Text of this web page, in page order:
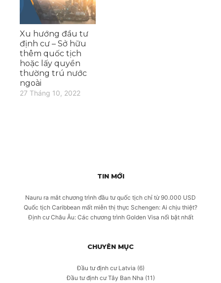
Xu hướng đầu tư
định cư – Sở hữu
thêm quốc tịch
hoặc lấy quyền
thường trú nước
ngoài
27 Tháng 10, 2022
TIN MỚI
Nauru ra mắt chương trình đầu tư quốc tịch chỉ từ 90.000 USD
Quốc tịch Caribbean mất miễn thị thực Schengen: Ai chịu thiệt?
Định cư Châu Âu: Các chương trình Golden Visa nổi bật nhất
CHUYÊN MỤC
Đầu tư định cư Latvia (6)
Đầu tư định cư Tây Ban Nha (11)